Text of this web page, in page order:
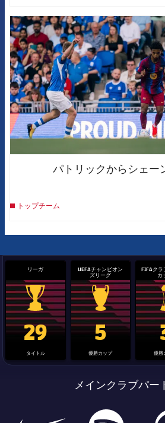
FCB
パトリックからシェー
トップチーム
リーガ
La Liga trophy
29
タイトル
UEFAチャンピオン
ズリーグ
Champions
5
優勝カップ
FIFAクラ
カ
優勝
メインクラブパー